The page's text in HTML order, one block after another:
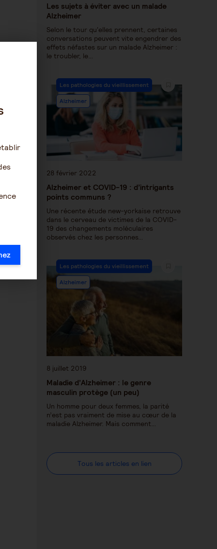
Les sujets à éviter avec un malade
Alzheimer
Selon le tour qu'elles prennent, certaines
conversations peuvent vite engendrer des
effets néfastes sur un malade Alzheimer :
le troubler, le…
Les pathologies du vieillissement
Alzheimer
28 février 2022
Alzheimer et COVID-19 : d’intrigants
points communs ?
Une récente étude new-yorkaise retrouve
dans le cerveau de victimes de la COVID-
19 des changements moléculaires
observés chez les personnes…
Les pathologies du vieillissement
Alzheimer
8 juillet 2019
Maladie d’Alzheimer : le genre
masculin protège (un peu)
Un homme pour deux femmes, la parité
n’est pas vraiment de mise au cœur de la
maladie Alzheimer. Mais comment…
Tous les articles en lien